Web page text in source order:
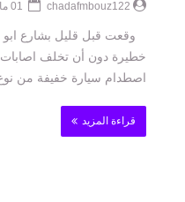
chadafmbouz122
وقعت قبل قليل بشارع ابو
خطيرة دون أن تخلف
اصطدام سيارة خفيفة من
قراءة المزيد